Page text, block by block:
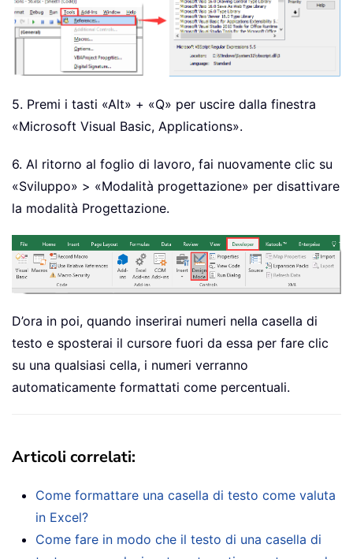
5. Premi i tasti «Alt» + «Q» per uscire dalla finestra
«Microsoft Visual Basic, Applications».
6. Al ritorno al foglio di lavoro, fai nuovamente clic su
«Sviluppo» > «Modalità progettazione» per disattivare
la modalità Progettazione.
D’ora in poi, quando inserirai numeri nella casella di
testo e sposterai il cursore fuori da essa per fare clic
su una qualsiasi cella, i numeri verranno
automaticamente formattati come percentuali.
Articoli correlati:
Come formattare una casella di testo come valuta
in Excel?
Come fare in modo che il testo di una casella di